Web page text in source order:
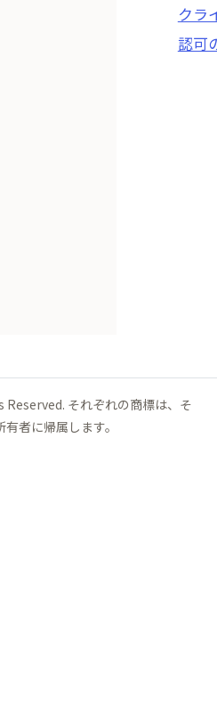
クラ
認可
それぞれの商標は、そ
者に帰属します。